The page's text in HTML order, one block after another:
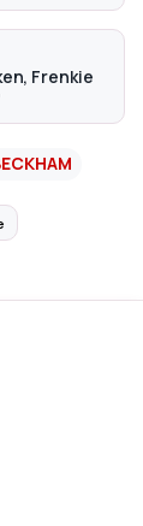
Frenkie